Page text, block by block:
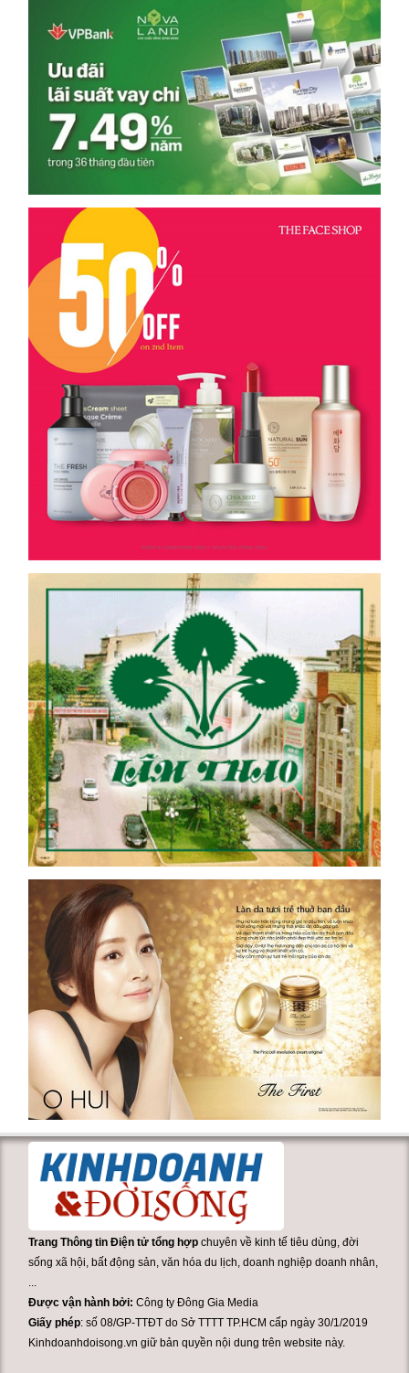
Trang Thông tin Điện tử tổng hợp chuyên về kinh tế tiêu dùng, đời
sống xã hội, bất động sản, văn hóa du lịch, doanh nghiệp doanh nhân,
...
Được vận hành bởi:Công ty Đông Gia Media
Giấy phép: số 08/GP-TTĐT do Sở TTTT TP.HCM cấp ngày 30/1/2019
Kinhdoanhdoisong.vn giữ bản quyền nội dung trên website này.